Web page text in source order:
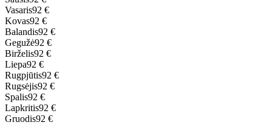
Vasaris92 €
Kovas92 €
Balandis92 €
Gegužė92 €
Birželis92 €
Liepa92 €
Rugpjūtis92 €
Rugsėjis92 €
Spalis92 €
Lapkritis92 €
Gruodis92 €